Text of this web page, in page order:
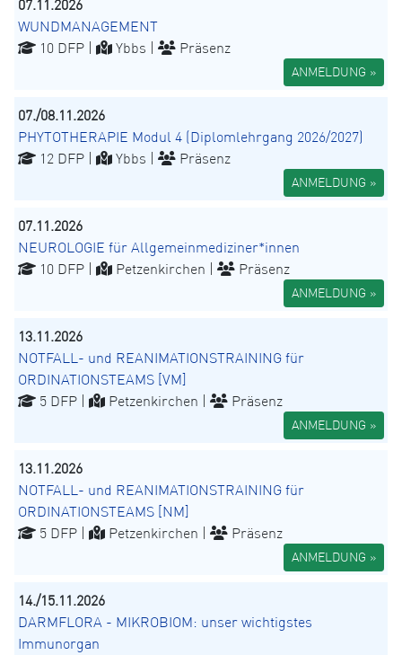
07.11.2026
WUNDMANAGEMENT
10 DFP |
Ybbs | Präsenz
ANMELDUNG »
07./08.11.2026
PHYTOTHERAPIE Modul 4 (Diplomlehrgang 2026/2027)
12 DFP |
Ybbs | Präsenz
ANMELDUNG »
07.11.2026
NEUROLOGIE für Allgemeinmediziner*innen
10 DFP |
Petzenkirchen | Präsenz
ANMELDUNG »
13.11.2026
NOTFALL- und REANIMATIONSTRAINING für
ORDINATIONSTEAMS [VM]
5 DFP |
Petzenkirchen | Präsenz
ANMELDUNG »
13.11.2026
NOTFALL- und REANIMATIONSTRAINING für
ORDINATIONSTEAMS [NM]
5 DFP |
Petzenkirchen | Präsenz
ANMELDUNG »
14./15.11.2026
DARMFLORA - MIKROBIOM: unser wichtigstes
Immunorgan